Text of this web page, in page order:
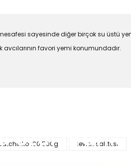
sayesinde diğer birçok su üstü
avcılarının favori yemi konumundadır.
100 500g levrek sahtesi
özel ürünler